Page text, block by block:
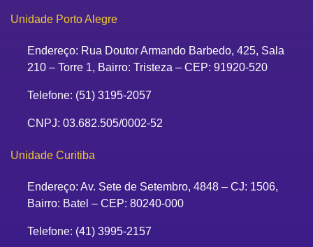
Unidade Porto Alegre
Endereço: Rua Doutor Armando Barbedo, 425, Sala
210 – Torre 1, Bairro: Tristeza – CEP: 91920-520
Telefone: (51) 3195-2057
CNPJ: 03.682.505/0002-52
Unidade Curitiba
Endereço: Av. Sete de Setembro, 4848 – CJ: 1506,
Bairro: Batel – CEP: 80240-000
Telefone: (41) 3995-2157